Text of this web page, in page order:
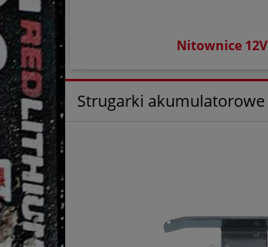
Nitownice 12V
Strugarki akumulatorowe